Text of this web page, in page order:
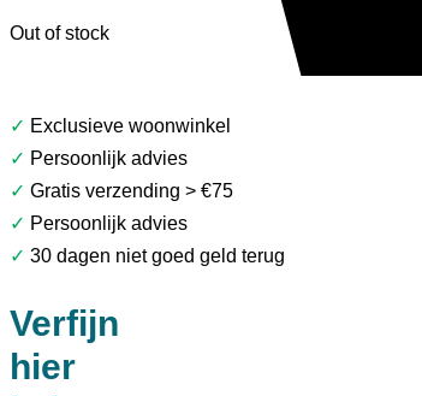
Out of stock
✓ Exclusieve woonwinkel
✓ Persoonlijk advies
✓ Gratis verzending > €75
✓ Persoonlijk advies
✓ 30 dagen niet goed geld terug
Verfijn
hier